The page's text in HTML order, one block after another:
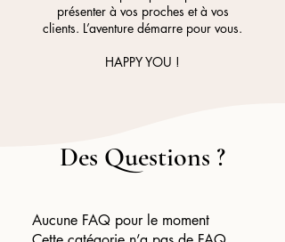
présenter à vos proches et à vos
clients. L’aventure démarre pour vous.
HAPPY YOU !
Des Questions ?
Aucune FAQ pour le moment